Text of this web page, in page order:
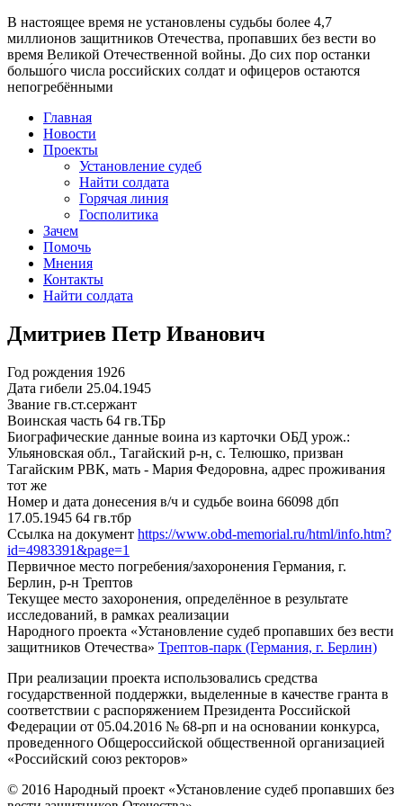
В настоящее время не установлены судьбы более 4,7
миллионов защитников Отечества, пропавших без вести во
время Великой Отечественной войны. До сих пор останки
большо́го числа российских солдат и офицеров остаются
непогребёнными
Главная
Новости
Проекты
Установление судеб
Найти солдата
Горячая линия
Госполитика
Зачем
Помочь
Мнения
Контакты
Найти солдата
Дмитриев Петр Иванович
Год рождения 1926
Дата гибели 25.04.1945
Звание гв.ст.сержант
Воинская часть 64 гв.ТБр
Биографические данные воина из карточки ОБД урож.:
Ульяновская обл., Тагайский р-н, с. Телюшко, призван
Тагайским РВК, мать - Мария Федоровна, адрес проживания
тот же
Номер и дата донесения в/ч и судьбе воина 66098 дбп
17.05.1945 64 гв.тбр
Ссылка на документ https://www.obd-memorial.ru/html/info.htm?
id=4983391&page=1
Первичное место погребения/захоронения Германия, г.
Берлин, р-н Трептов
Текущее место захоронения, определённое в результате
исследований, в рамках реализации
Народного проекта «Установление судеб пропавших без вести
защитников Отечества» Трептов-парк (Германия, г. Берлин)
При реализации проекта использовались средства
государственной поддержки, выделенные в качестве гранта в
соответствии с распоряжением Президента Российской
Федерации от 05.04.2016 № 68-рп и на основании конкурса,
проведенного Общероссийской общественной организацией
«Российский союз ректоров»
© 2016 Народный проект «Установление судеб пропавших без